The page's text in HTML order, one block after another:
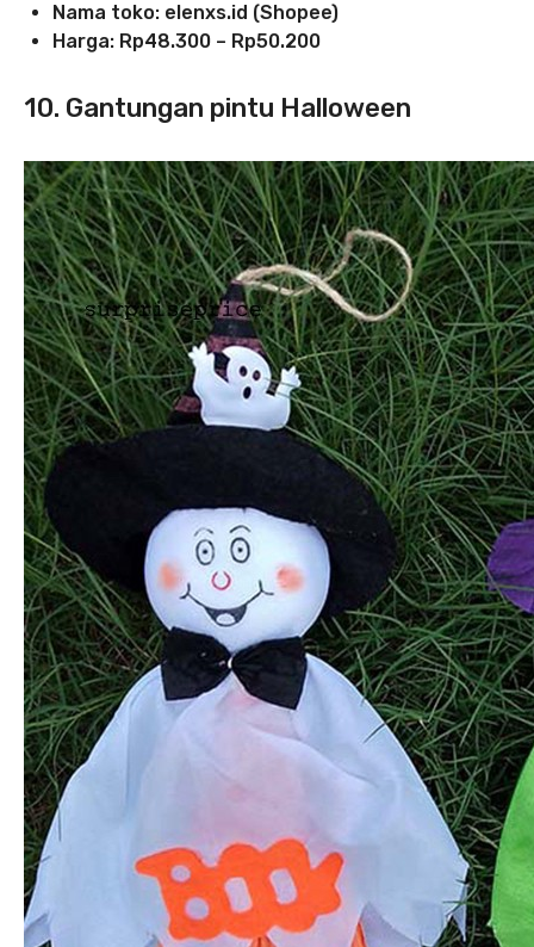
Nama toko: elenxs.id (Shopee)
Harga: Rp48.300 – Rp50.200
10. Gantungan pintu Halloween